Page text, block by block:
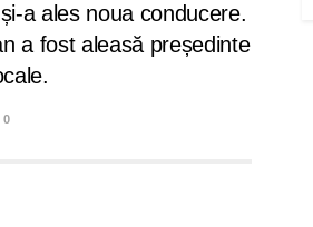
a ales noua conducere.
a fost aleasă președinte
0